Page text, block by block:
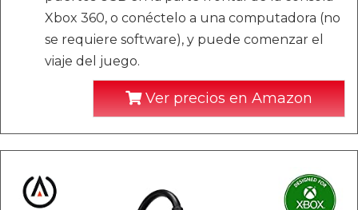
Xbox 360, o conéctelo a una computadora (no
se requiere software), y puede comenzar el
viaje del juego.
Ver precios en Amazon